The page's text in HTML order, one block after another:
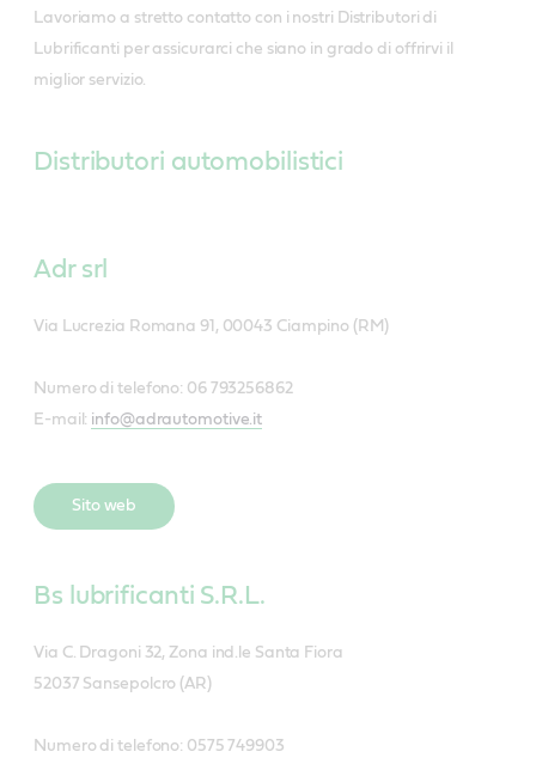
Lavoriamo a stretto contatto con i nostri Distributori di
Lubrificanti per assicurarci che siano in grado di offrirvi il
miglior servizio.
Distributori automobilistici
Adr srl
Via Lucrezia Romana 91, 00043 Ciampino (RM)
Numero di telefono: 06 793256862
E-mail: info@adrautomotive.it
Sito web
Bs lubrificanti S.R.L.
Via C. Dragoni 32, Zona ind.le Santa Fiora
52037 Sansepolcro (AR)
Numero di telefono: 0575 749903